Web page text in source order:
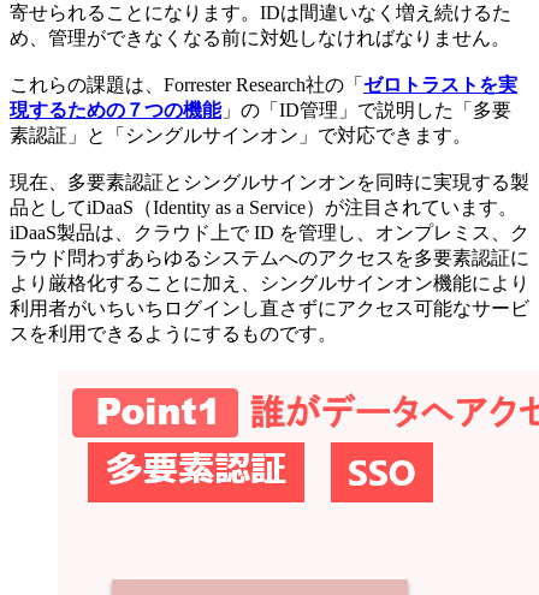
寄せられることになります。IDは間違いなく増え続けるた
め、管理ができなくなる前に対処しなければなりません。
これらの課題は、Forrester Research社の「 ゼロトラストを実
現するための７つの機能」の「ID管理」で説明した「多要
素認証」と「シングルサインオン」で対応できます。
現在、多要素認証とシングルサインオンを同時に実現する製
品としてiDaaS（Identity as a Service）が注目されています。
iDaaS製品は、クラウド上で ID を管理し、オンプレミス、ク
ラウド問わずあらゆるシステムへのアクセスを多要素認証に
より厳格化することに加え、シングルサインオン機能により
利用者がいちいちログインし直さずにアクセス可能なサービ
スを利用できるようにするものです。